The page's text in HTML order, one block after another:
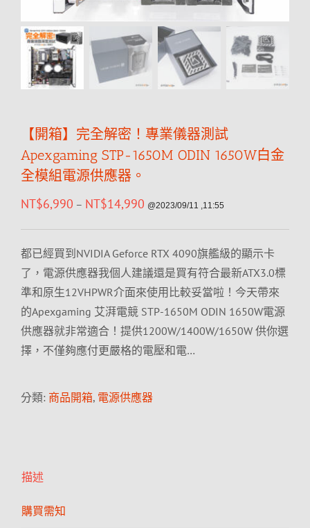
【開箱】完全解密！專業儀器測試
Apexgaming STP-1650M ODIN 1650W白金
全模組電源供應器。
NT$6,990 – NT$14,990 @2023/09/11 ,11:55
都已經買到NVIDIA Geforce RTX 4090旗艦級的顯示卡
了，電源供應器我個人建議還是買有符合最新ATX3.0標
準和原生12VHPWR介面來使用比較妥當啦！今天帶來
的Apexgaming 艾湃電競 STP-1650M ODIN 1650W電源
供應器就非常適合！提供1200W/1400W/1650W 供你選
擇，不僅夠應付更嚴格的電壓和電…
分類: 商品開箱, 電源供應器
描述
購買需知